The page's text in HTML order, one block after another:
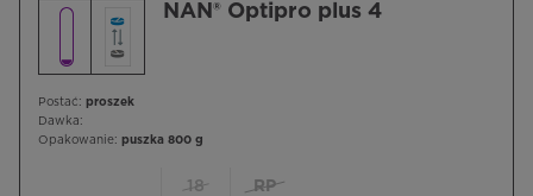
NAN® Optipro plus 4
Postać: proszek
Dawka:
Opakowanie: puszka 800 g
18
RP